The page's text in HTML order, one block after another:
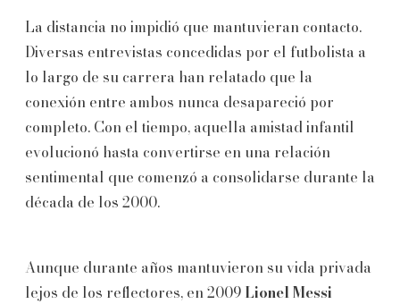
La distancia no impidió que mantuvieran contacto.
Diversas entrevistas concedidas por el futbolista a
lo largo de su carrera han relatado que la
conexión entre ambos nunca desapareció por
completo. Con el tiempo, aquella amistad infantil
evolucionó hasta convertirse en una relación
sentimental que comenzó a consolidarse durante la
década de los 2000.
Aunque durante años mantuvieron su vida privada
lejos de los reflectores, en 2009 Lionel Messi